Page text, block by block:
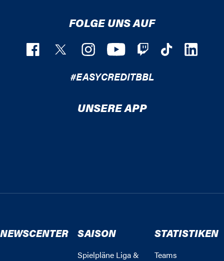
FOLGE UNS AUF
#EASYCREDITBBL
UNSERE APP
NEWSCENTER SAISON
Spielpläne Liga &
STATISTIKEN
Teams